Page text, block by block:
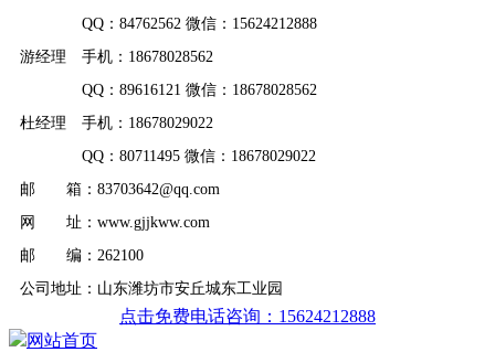
QQ：84762562 微信：15624212888
游经理 手机：18678028562
QQ：89616121 微信：18678028562
杜经理 手机：18678029022
QQ：80711495 微信：18678029022
邮 箱：83703642@qq.com
网 址：www.gjjkww.com
邮 编：262100
公司地址：山东潍坊市安丘城东工业园
点击免费电话咨询：15624212888
网站首页